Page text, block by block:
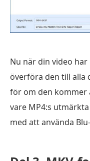
Nu när din video
överföra den till alla
för om den kommer
vare MP4:s
med att använda